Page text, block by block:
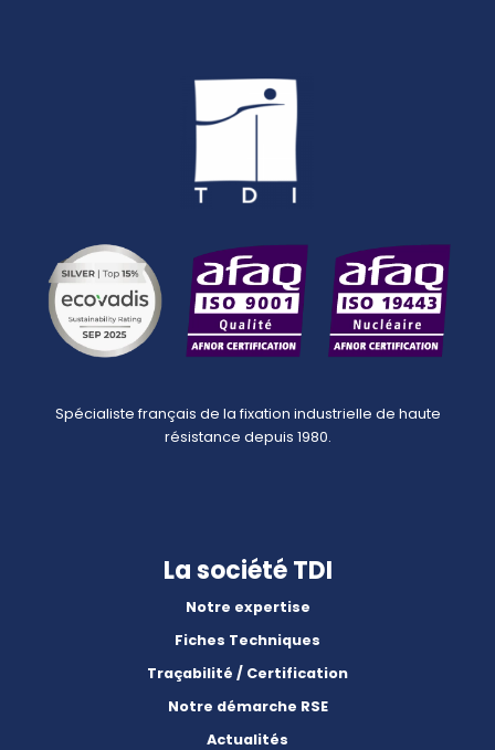
Spécialiste français de la fixation industrielle de haute
résistance depuis 1980.
La société TDI
Notre expertise
Fiches Techniques
Traçabilité / Certification
Notre démarche RSE
Actualités